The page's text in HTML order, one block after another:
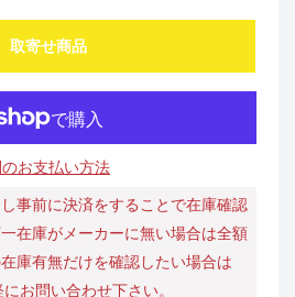
取寄せ商品
のお支払い方法
事前に決済をすることで在庫確認
在庫がメーカーに無い場合は全額
庫有無だけを確認したい場合は
お問い合わせ下さい。